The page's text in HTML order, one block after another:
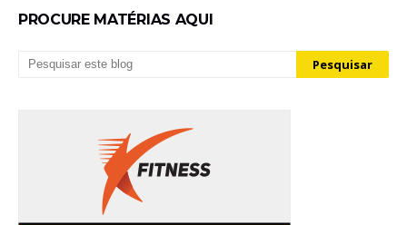
PROCURE MATÉRIAS AQUI